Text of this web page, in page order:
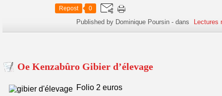
Repost 0
Published by Dominique Poursin -dans Lectures
Oe Kenzabûro Gibier d’élevage
Folio 2 euros